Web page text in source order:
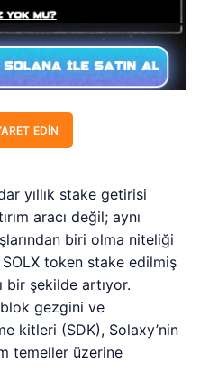
EDIN
yıllık stake getirisi
aracı değil; aynı
biri olma niteliği
token stake edilmiş
bir şekilde artıyor.
blok gezgini ve
kitleri (SDK), Solaxy’nin
temeller üzerine